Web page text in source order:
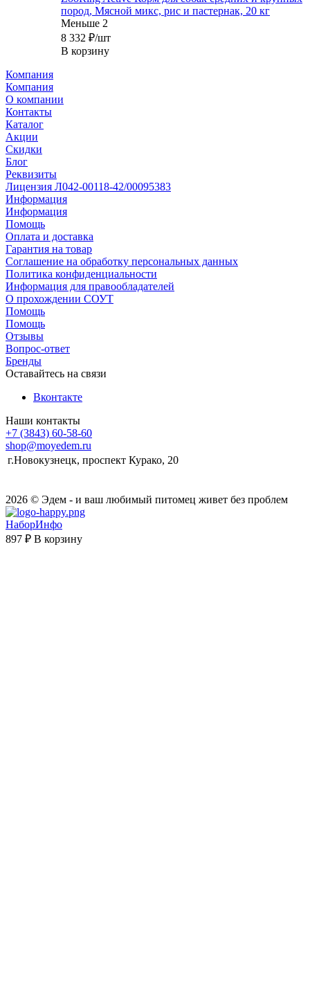
пород, Мясной микс, рис и пастернак, 20 кг
Меньше 2
8 332 ₽/шт
В корзину
Компания
Компания
О компании
Контакты
Каталог
Акции
Скидки
Блог
Реквизиты
Лицензия Л042-00118-42/00095383
Информация
Информация
Помощь
Оплата и доставка
Гарантия на товар
Соглашение на обработку персональных данных
Политика конфиденциальности
Информация для правообладателей
О прохождении СОУТ
Помощь
Помощь
Отзывы
Вопрос-ответ
Бренды
Оставайтесь на связи
Вконтакте
Наши контакты
+7 (3843) 60-58-60
shop@moyedem.ru
г.Новокузнецк, проспект Курако, 20
2026 © Эдем - и ваш любимый питомец живет без проблем
НаборИнфо
897 ₽ В корзину